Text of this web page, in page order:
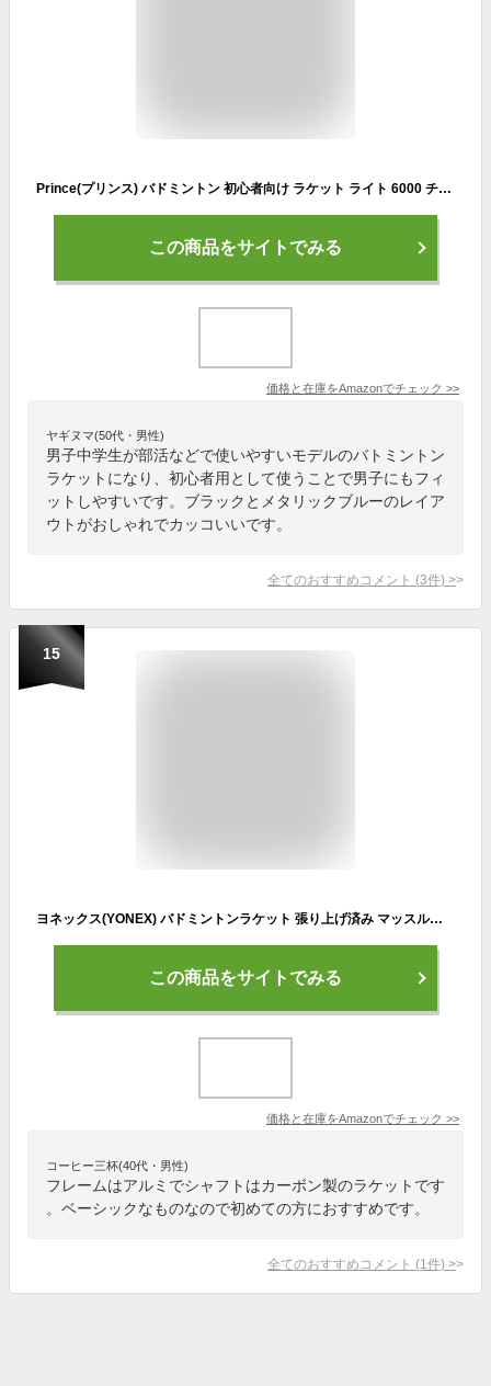
Prince(プリンス) バドミントン 初心者向け ラケット ライト 6000 チタン 【ガット張上げ済】 グリップサイズG5 ブラック×メタリックブルー 7BJ053
この商品をサイトでみる
価格と在庫をAmazonでチェック >>
ヤギヌマ(50代・男性)
男子中学生が部活などで使いやすいモデルのバトミントン
ラケットになり、初心者用として使うことで男子にもフィ
ットしやすいです。ブラックとメタリックブルーのレイア
ウトがおしゃれでカッコいいです。
全てのおすすめコメント (3件) >
15
ヨネックス(YONEX) バドミントンラケット 張り上げ済み マッスルパワー8S ブラック 2U4 MP8SGT
この商品をサイトでみる
価格と在庫をAmazonでチェック >>
コーヒー三杯(40代・男性)
フレームはアルミでシャフトはカーボン製のラケットです
。ベーシックなものなので初めての方におすすめです。
全てのおすすめコメント (1 件) >